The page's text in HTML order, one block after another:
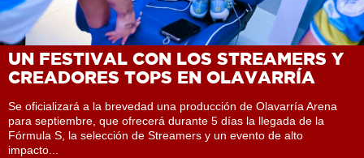
UN FESTIVAL CON LOS STREAMERS Y
CREADORES TOPS EN OLAVARRÍA
Se oficializará a la brevedad una producción de Olavarría Arena
para septiembre, que ofrecerá durante 5 días la llegada de la
Fórmula S, la selección de Streamers y un evento de alto
impacto...